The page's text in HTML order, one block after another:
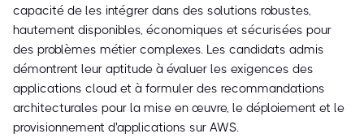
capacité de les intégrer dans des solutions robustes,
hautement disponibles, économiques et sécurisées pour
des problèmes métier complexes. Les candidats admis
démontrent leur aptitude à évaluer les exigences des
applications cloud et à formuler des recommandations
architecturales pour la mise en œuvre, le déploiement et le
provisionnement d'applications sur AWS.